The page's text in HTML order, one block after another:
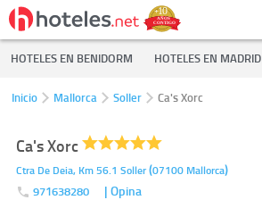
HOTELES EN BENIDORM HOTELES EN MADRID
Inicio Mallorca Soller Ca's Xorc
Ca's Xorc
Ctra De Deia, Km 56.1 Soller(07100 Mallorca)
971638280 | Opina